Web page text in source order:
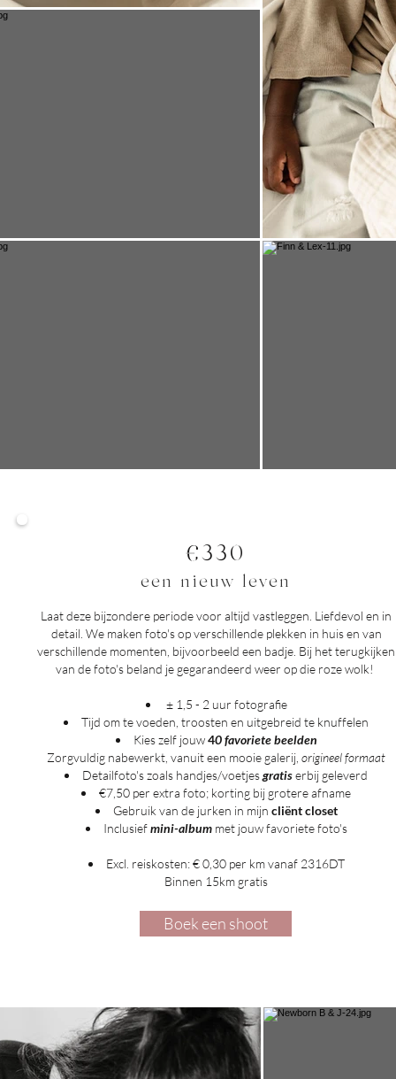
€330
een nieuw leven
Laat deze bijzondere periode voor altijd vastleggen. Liefdevol en in
detail. We maken foto's op verschillende plekken in huis en van
verschillende momenten, bijvoorbeeld een badje. Bij het terugkijken
van de foto's beland je gegarandeerd weer op die roze wolk!
± 1,5 - 2 uur fotografie
Tijd om te voeden, troosten en uitgebreid te knuffelen
Kies zelf jouw40 favoriete beelden
Zorgvuldig nabewerkt, vanuit een mooie galerij, origineel formaat
Detailfoto's zoals handjes/voetjesgratiserbij geleverd
€7,50 per extra foto; korting bij grotere afname
Gebruik van de jurken in mijn cliënt closet
Inclusiefmini-albummet jouw favoriete foto's
Excl. reiskosten: € 0,30 per km vanaf 2316DT
Binnen 15km gratis
Boek een shoot